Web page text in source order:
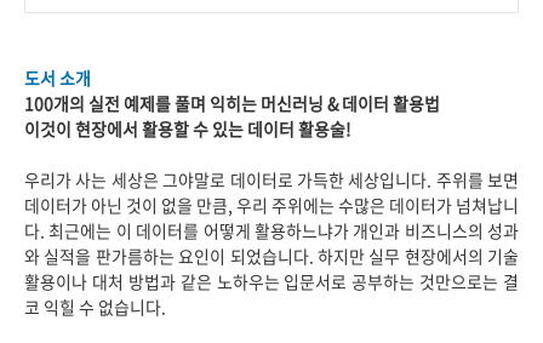
도서 소개
100개의 실전 예제를 풀며 익히는 머신러닝 & 데이터 활용법
이것이 현장에서 활용할 수 있는 데이터 활용술!
우리가 사는 세상은 그야말로 데이터로 가득한 세상입니다. 주위를 보면
데이터가 아닌 것이 없을 만큼, 우리 주위에는 수많은 데이터가 넘쳐납니
다. 최근에는 이 데이터를 어떻게 활용하느냐가 개인과 비즈니스의 성과
와 실적을 판가름하는 요인이 되었습니다. 하지만 실무 현장에서의 기술
활용이나 대처 방법과 같은 노하우는 입문서로 공부하는 것만으로는 결
코 익힐 수 없습니다.